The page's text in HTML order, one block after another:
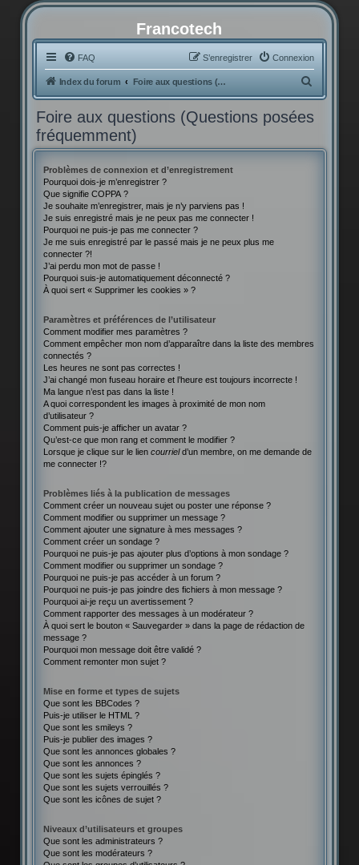
Francotech
FAQ Connexion
S’enregistrer
Index du forum Foire aux questions (Questions posées fréquemment)
e
c
Foire aux questions (Questions posées
fréquemment)
Problèmes de connexion et d’enregistrement
Pourquoi dois-je m’enregistrer ?
Que signifie COPPA ?
Je souhaite m’enregistrer, mais je n’y parviens pas !
Je suis enregistré mais je ne peux pas me connecter !
Pourquoi ne puis-je pas me connecter ?
Je me suis enregistré par le passé mais je ne peux plus me
connecter ?!
J’ai perdu mon mot de passe !
Pourquoi suis-je automatiquement déconnecté ?
À quoi sert « Supprimer les cookies » ?
Paramètres et préférences de l’utilisateur
Comment modifier mes paramètres ?
Comment empêcher mon nom d’apparaître dans la liste des membres
connectés ?
Les heures ne sont pas correctes !
J’ai changé mon fuseau horaire et l’heure est toujours incorrecte !
Ma langue n’est pas dans la liste !
A quoi correspondent les images à proximité de mon nom
d’utilisateur ?
Comment puis-je afficher un avatar ?
Qu’est-ce que mon rang et comment le modifier ?
Lorsque je clique sur le lien courrield’un membre, on me demande de
me connecter !?
Problèmes liés à la publication de messages
Comment créer un nouveau sujet ou poster une réponse ?
Comment modifier ou supprimer un message ?
Comment ajouter une signature à mes messages ?
Comment créer un sondage ?
Pourquoi ne puis-je pas ajouter plus d’options à mon sondage ?
Comment modifier ou supprimer un sondage ?
Pourquoi ne puis-je pas accéder à un forum ?
Pourquoi ne puis-je pas joindre des fichiers à mon message ?
Pourquoi ai-je reçu un avertissement ?
Comment rapporter des messages à un modérateur ?
À quoi sert le bouton « Sauvegarder » dans la page de rédaction de
message ?
Pourquoi mon message doit être validé ?
Comment remonter mon sujet ?
Mise en forme et types de sujets
Que sont les BBCodes ?
Puis-je utiliser le HTML ?
Que sont les smileys ?
Puis-je publier des images ?
Que sont les annonces globales ?
Que sont les annonces ?
Que sont les sujets épinglés ?
Que sont les sujets verrouillés ?
Que sont les icônes de sujet ?
Niveaux d’utilisateurs et groupes
Que sont les administrateurs ?
Que sont les modérateurs ?